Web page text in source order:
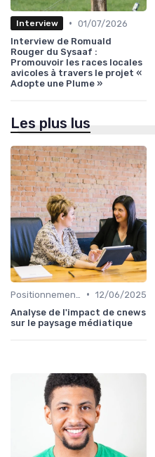
Interview • 01/07/2026
Interview de Romuald
Rouger du Sysaaf :
Promouvoir les races locales
avicoles à travers le projet «
Adopte une Plume »
Les plus lus
• 12/06/2025
Analyse de l'impact de cnews
sur le paysage médiatique